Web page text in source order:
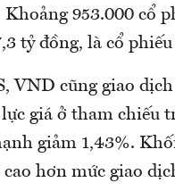
953.000 cổ
tỷ đồng, là cổ
VND cũng giao
giá ở tham chiếu
giảm 1,43%.
cao hơn mức giao